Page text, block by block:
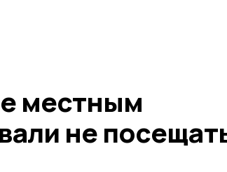
местным
не